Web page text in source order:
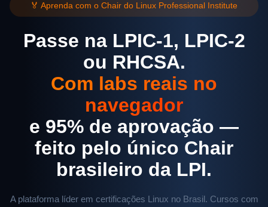
🏅 Aprenda com o Chair do Linux Professional Institute
Passe na LPIC-1, LPIC-2
ou RHCSA.
Com labs reais no
navegador
e 95% de aprovação —
feito pelo único Chair
brasileiro da LPI.
A plataforma líder em certificações Linux no Brasil. Cursos com